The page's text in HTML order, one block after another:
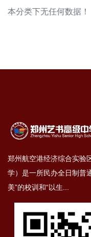
本分类下无任何数据！
郑州航空港经济综合实验
学）是⼀所⺠办全⽇制普
美”的校训和“以⽣...